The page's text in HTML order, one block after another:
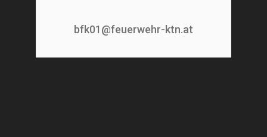
bfk01@feuerwehr-ktn.at